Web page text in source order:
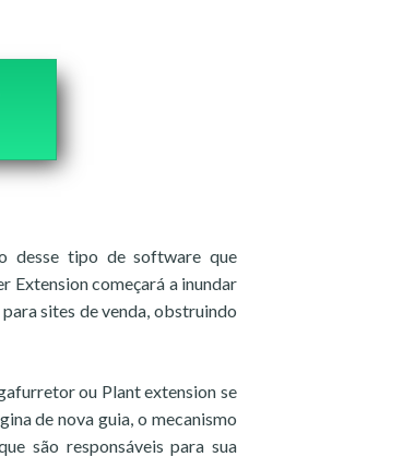
desse tipo de software que
Extension começará a inundar
sites de venda, obstruindo
ou Plant extension se
de nova guia, o mecanismo
são responsáveis para sua